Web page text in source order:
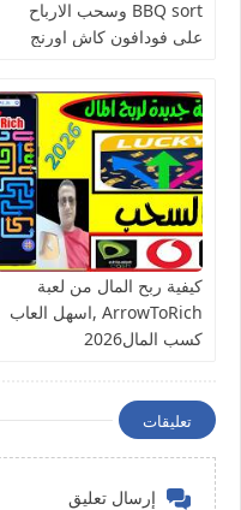
BBQ sort وسحب الارباح
على فودافون كاش اورنج
كيفية ربح المال من لعبة
ArrowToRich ,اسهل العاب
كسب المال2026
تعليقات
إرسال تعليق